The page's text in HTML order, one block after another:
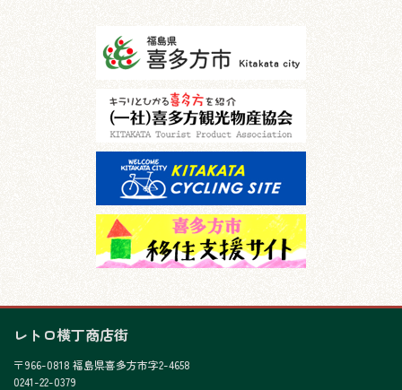
レトロ横丁商店街
〒966-0818 福島県喜多方市字2-4658
0241-22-0379